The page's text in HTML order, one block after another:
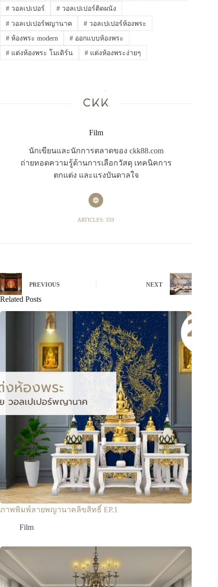
#วอลเปเปอร์ #วอลเปเปอร์ติดผนัง
#วอลเปเปอร์พญานาค #วอลเปเปอร์ห้องพระ
#ห้องพระ modern #ออกแบบห้องพระ
#แต่งห้องพระ โมเดิร์น #แต่งห้องพระง่ายๆ
Film
นักเขียนและนักการตลาดของ ckk88.com
ถ่ายทอดความรู้ด้านการเลือกวัสดุ เทคนิคการ
ตกแต่ง และแรงบันดาลใจ
ARTICLES: 359
PREVIOUS NEXT
Related Posts
ภาพพิมพ์ลายพญานาคลิขสิทธิ์ EP.1
Film